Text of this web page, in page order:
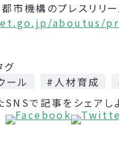
市機構のプレスリリー
aboutus/
グ
ール #人材育成
SNSで記事をシェアし